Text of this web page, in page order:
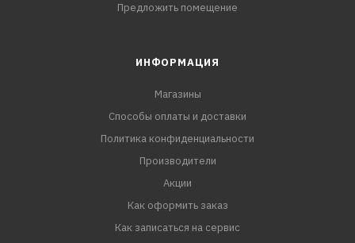
Предложить помещение
ИНФОРМАЦИЯ
Магазины
Способы оплаты и доставки
Политика конфиденциальности
Производители
Акции
Как оформить заказ
Как записаться на сервис